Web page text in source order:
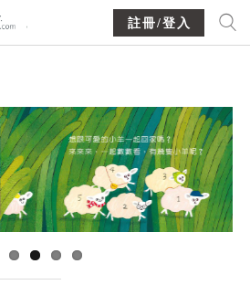
註冊/登入